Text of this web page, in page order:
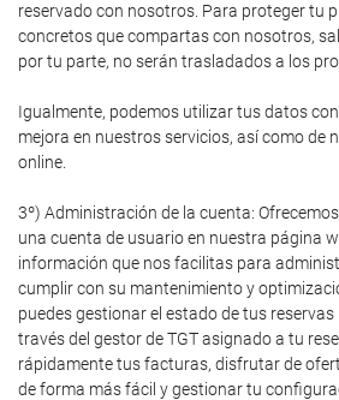
reservado con nosotros. Para proteger tu
concretos que compartas con nosotros,
por tu parte, no serán trasladados a los
Igualmente, podemos utilizar tus datos
mejora en nuestros servicios, así como de
online.
3º) Administración de la cuenta:
una cuenta de usuario en nuestra página
información que nos facilitas para
cumplir con su mantenimiento y
puedes gestionar el estado de tus
través del gestor de TGT asignado a tu
rápidamente tus facturas, disfrutar de
de forma más fácil y gestionar tu